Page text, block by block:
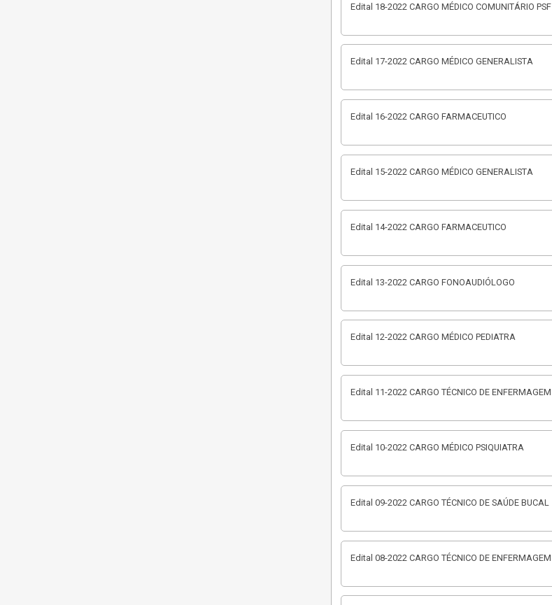
Edital 18-2022 CARGO MÉDICO COMUNITÁRIO PSF
Edital 17-2022 CARGO MÉDICO GENERALISTA
Edital 16-2022 CARGO FARMACEUTICO
Edital 15-2022 CARGO MÉDICO GENERALISTA
Edital 14-2022 CARGO FARMACEUTICO
Edital 13-2022 CARGO FONOAUDIÓLOGO
Edital 12-2022 CARGO MÉDICO PEDIATRA
Edital 11-2022 CARGO TÉCNICO DE ENFERMAGEM
Edital 10-2022 CARGO MÉDICO PSIQUIATRA
Edital 09-2022 CARGO TÉCNICO DE SAÚDE BUCAL
Edital 08-2022 CARGO TÉCNICO DE ENFERMAGEM